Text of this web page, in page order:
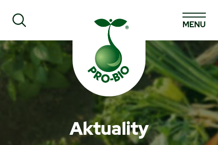
Prohledat PRO-BIO
MENU
Aktuality